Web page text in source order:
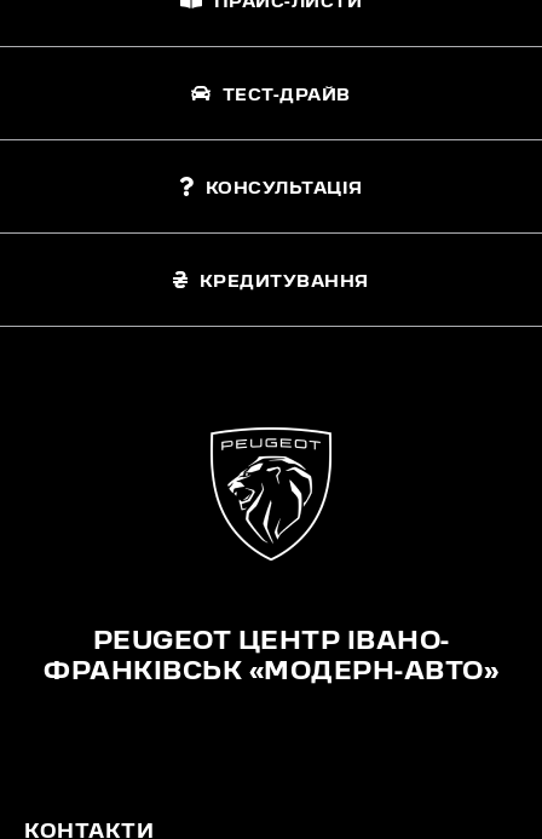
ТЕСТ-ДРАЙВ
КОНСУЛЬТАЦІЯ
КРЕДИТУВАННЯ
PEUGEOT ЦЕНТР ІВАНО-
ФРАНКІВСЬК «МОДЕРН-АВТО»
КОНТАКТИ